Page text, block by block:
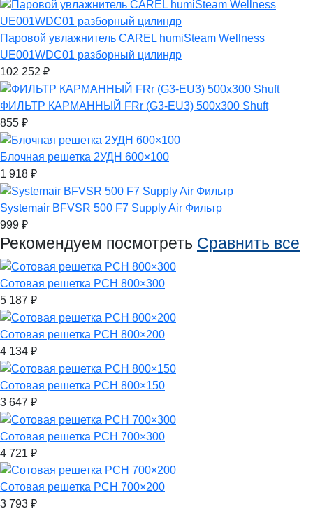
Паровой увлажнитель CAREL humiSteam Wellness
UE001WDC01 разборный цилиндр
102 252 ₽
ФИЛЬТР КАРМАННЫЙ FRr (G3-EU3) 500x300 Shuft
855 ₽
Блочная решетка 2УДН 600×100
1 918 ₽
Systemair BFVSR 500 F7 Supply Air Фильтр
999 ₽
Рекомендуем посмотреть Сравнить все
Сотовая решетка РСН 800×300
5 187 ₽
Сотовая решетка РСН 800×200
4 134 ₽
Сотовая решетка РСН 800×150
3 647 ₽
Сотовая решетка РСН 700×300
4 721 ₽
Сотовая решетка РСН 700×200
3 793 ₽